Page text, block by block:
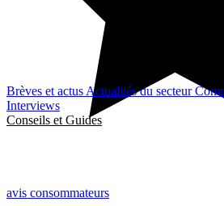
Brèves et actus Actualités du secteur
Interviews
Conseils et Guides
avis consommateurs